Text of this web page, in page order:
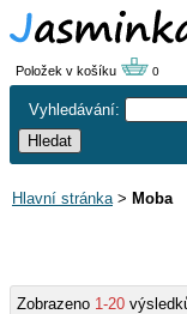
Položek v košíku 0
Vyhledávání:
Hlavní stránka> Moba
Zobrazeno 1-20